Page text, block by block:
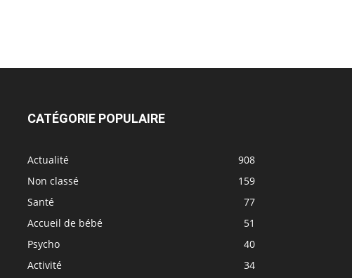
CATÉGORIE POPULAIRE
Actualité
908
Non classé
159
Santé
77
Accueil de bébé
51
Psycho
40
Activité
34